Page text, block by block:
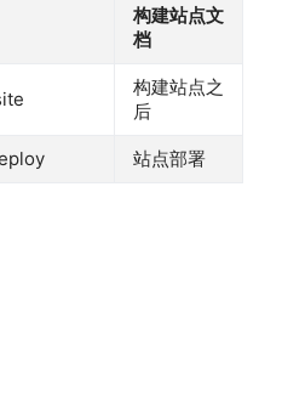
构建站点文
档
构建站点之
后
站点部署